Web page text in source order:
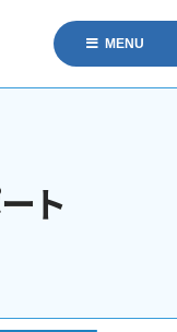
MENU
ト